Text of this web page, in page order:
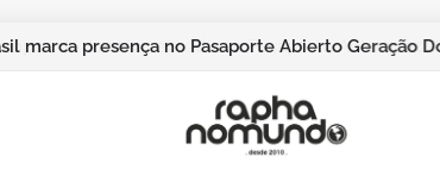
marca presença no Pasaporte Abierto Geração
do Jordão vai sediar o Pasaporte Abierto